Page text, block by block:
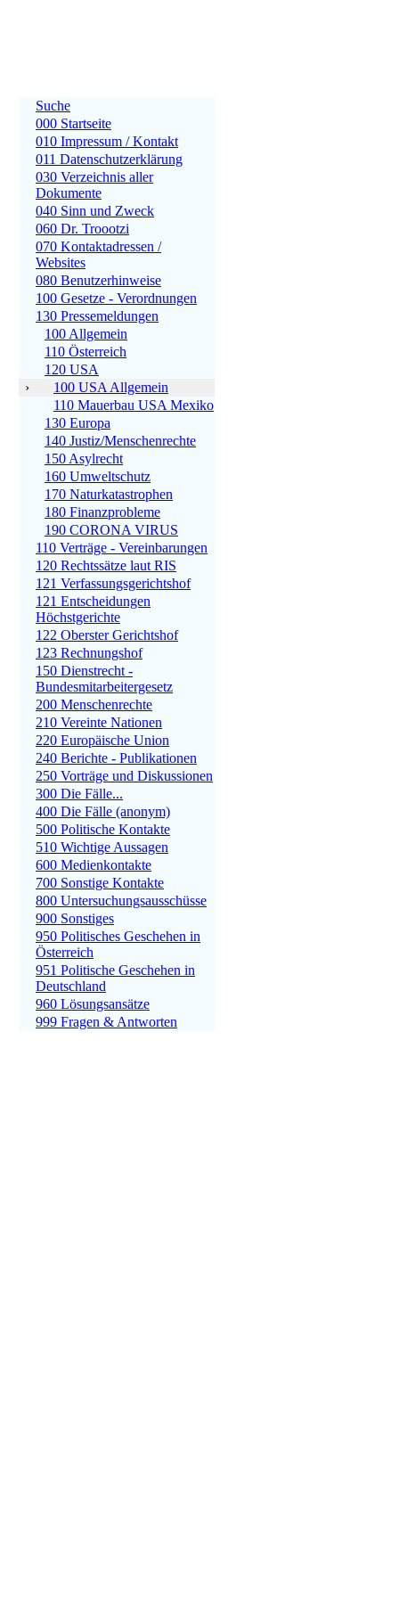
Suche
000 Startseite
010 Impressum / Kontakt
011 Datenschutzerklärung
030 Verzeichnis aller
Dokumente
040 Sinn und Zweck
060 Dr. Troootzi
070 Kontaktadressen /
Websites
080 Benutzerhinweise
100 Gesetze - Verordnungen
130 Pressemeldungen
100 Allgemein
110 Österreich
120 USA
›
100 USA Allgemein
110 Mauerbau USA Mexiko
130 Europa
140 Justiz/Menschenrechte
150 Asylrecht
160 Umweltschutz
170 Naturkatastrophen
180 Finanzprobleme
190 CORONA VIRUS
110 Verträge - Vereinbarungen
120 Rechtssätze laut RIS
121 Verfassungsgerichtshof
121 Entscheidungen
Höchstgerichte
122 Oberster Gerichtshof
123 Rechnungshof
150 Dienstrecht -
Bundesmitarbeitergesetz
200 Menschenrechte
210 Vereinte Nationen
220 Europäische Union
240 Berichte - Publikationen
250 Vorträge und Diskussionen
300 Die Fälle...
400 Die Fälle (anonym)
500 Politische Kontakte
510 Wichtige Aussagen
600 Medienkontakte
700 Sonstige Kontakte
800 Untersuchungsausschüsse
900 Sonstiges
950 Politisches Geschehen in
Österreich
951 Politische Geschehen in
Deutschland
960 Lösungsansätze
999 Fragen & Antworten